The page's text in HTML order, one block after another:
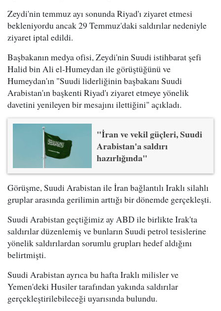
Zeydi'nin temmuz ayı sonunda Riyad'ı ziyaret etmesi
bekleniyordu ancak 29 Temmuz'daki saldırılar nedeniyle
ziyaret iptal edildi.
Başbakanın medya ofisi, Zeydi'nin Suudi istihbarat şefi
Halid bin Ali el-Humeydan ile görüştüğünü ve
Humeydan'ın "Suudi liderliğinin başbakanı Suudi
Arabistan'ın başkenti Riyad'ı ziyaret etmeye yönelik
davetini yenileyen bir mesajını ilettiğini" açıkladı.
"İran ve vekil güçleri, Suudi
Arabistan'a saldırı
hazırlığında"
Görüşme, Suudi Arabistan ile İran bağlantılı Iraklı silahlı
gruplar arasında gerilimin arttığı bir dönemde gerçekleşti.
Suudi Arabistan geçtiğimiz ay ABD ile birlikte Irak'ta
saldırılar düzenlemiş ve bunların Suudi petrol tesislerine
yönelik saldırılardan sorumlu grupları hedef aldığını
belirtmişti.
Suudi Arabistan ayrıca bu hafta Iraklı milisler ve
Yemen'deki Husiler tarafından yakında saldırılar
gerçekleştirilebileceği uyarısında bulundu.